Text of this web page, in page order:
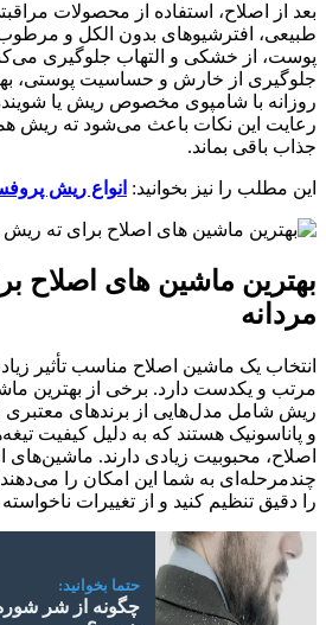
بعد از اصلاح، استفاده از محصولات
طبیعی، افترشیوهای بدون الکل و
پوست، از خشکی و التهاب جلوگیری
جلوگیری از خارش و حساسیت پوستی،
روزانه با شامپوی مخصوص ریش یا
رعایت این نکات باعث می‌شود ته ریش
جذاب باقی بماند.
این مطلب را نیز بخوانید: انواع ریش
بهترین ماشین‌ های اصلاح
مردانه
انتخاب یک ماشین اصلاح مناسب تأثیر
مرتب و یکدست دارد. برخی از بهترین
ریش شامل مدل‌هایی از برندهای معتبری
و پاناسونیک هستند که به دلیل کیفیت
اصلاح، محبوبیت زیادی دارند. ماشین‌های
چندمرحله‌ای به شما این امکان را
را دقیق تنظیم کنید و از تغییرات
حتما بخوانید:
چگونه از شر